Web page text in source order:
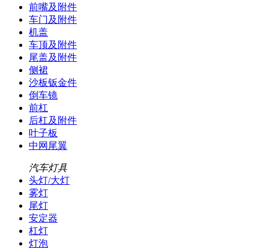
前嘴及附件
车门及附件
机盖
车顶及附件
尾盖及附件
侧裙
沙板钣金件
倒车镜
前杠
后杠及附件
叶子板
中网尾翼
汽车灯具
头灯/大灯
雾灯
尾灯
安定器
杠灯
灯泡